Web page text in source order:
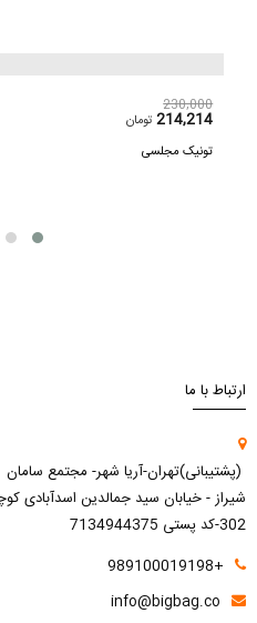
230,000
214,214 تومان
تونیک مجلسی
ارتباط با ما
(پشتیبانی)تهران-آریا شهر- مجتمع سامان
302-کد پستی 7134944375
+989100019198
info@bigbag.co